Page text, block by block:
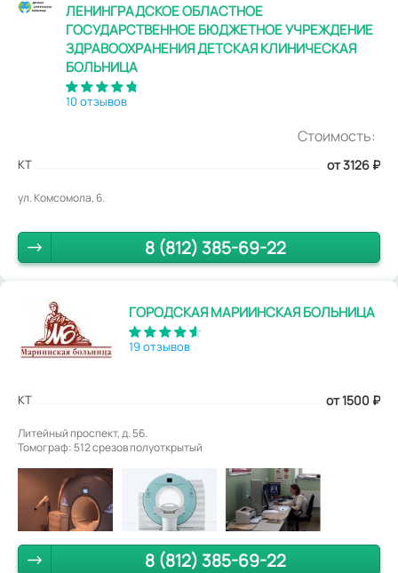
ЛЕНИНГРАДСКОЕ ОБЛАСТНОЕ
ГОСУДАРСТВЕННОЕ БЮДЖЕТНОЕ УЧРЕЖДЕНИЕ
ЗДРАВООХРАНЕНИЯ ДЕТСКАЯ КЛИНИЧЕСКАЯ
БОЛЬНИЦА
10 отзывов
Стоимость:
КТ от 3126 ₽
ул. Комсомола, 6.
8 (812) 385-69-22
ГОРОДСКАЯ МАРИИНСКАЯ БОЛЬНИЦА
19 отзывов
КТ от 1500 ₽
Литейный проспект, д. 56.
Томограф: 512 срезов полуоткрытый
8 (812) 385-69-22